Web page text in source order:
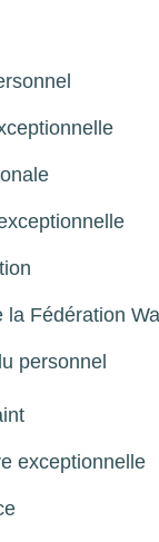
Fédération
personnel
exceptionnelle